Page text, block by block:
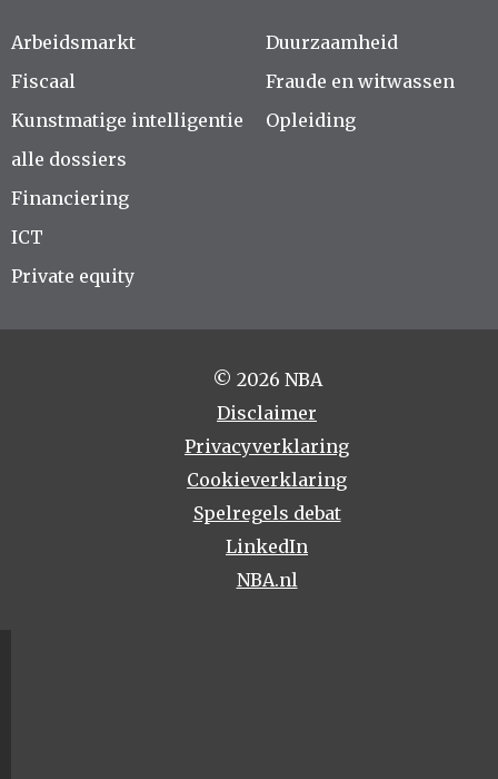
Arbeidsmarkt
Fiscaal
Kunstmatige intelligentie
alle dossiers
Duurzaamheid
Fraude en witwassen
Opleiding
Financiering
ICT
Private equity
© 2026 NBA
Disclaimer
Privacyverklaring
Cookieverklaring
Spelregels debat
LinkedIn
NBA.nl